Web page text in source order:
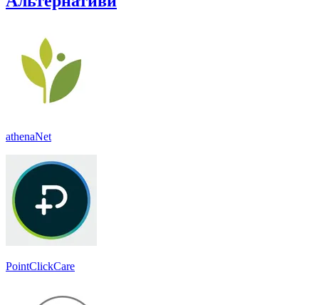
athenaNet
PointClickCare